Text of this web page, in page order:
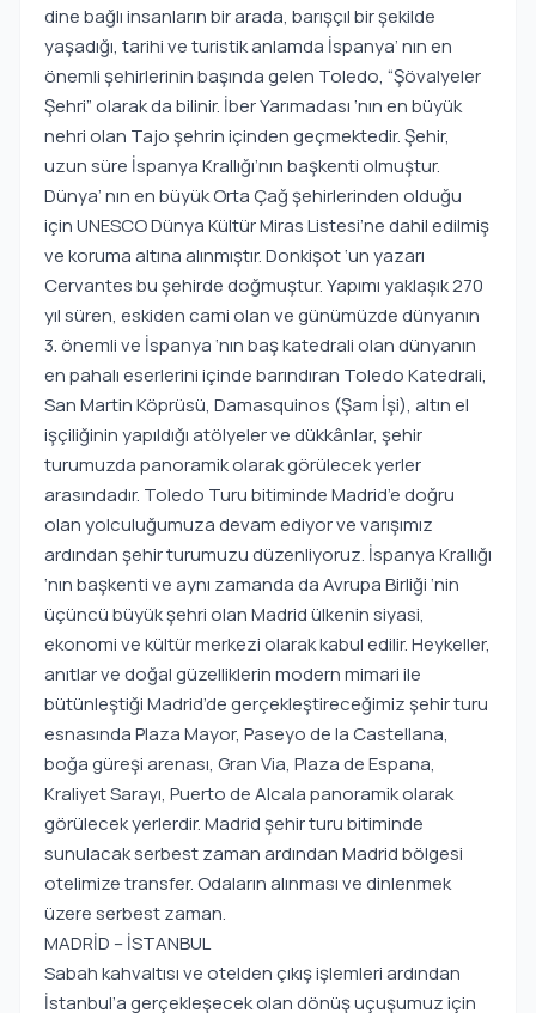
dine bağlı insanların bir arada, barışçıl bir şekilde
yaşadığı, tarihi ve turistik anlamda İspanya’ nın en
önemli şehirlerinin başında gelen Toledo, “Şövalyeler
Şehri” olarak da bilinir. İber Yarımadası ‘nın en büyük
nehri olan Tajo şehrin içinden geçmektedir. Şehir,
uzun süre İspanya Krallığı’nın başkenti olmuştur.
Dünya’ nın en büyük Orta Çağ şehirlerinden olduğu
için UNESCO Dünya Kültür Miras Listesi’ne dahil edilmiş
ve koruma altına alınmıştır. Donkişot ‘un yazarı
Cervantes bu şehirde doğmuştur. Yapımı yaklaşık 270
yıl süren, eskiden cami olan ve günümüzde dünyanın
3. önemli ve İspanya ‘nın baş katedrali olan dünyanın
en pahalı eserlerini içinde barındıran Toledo Katedrali,
San Martin Köprüsü, Damasquinos (Şam İşi), altın el
işçiliğinin yapıldığı atölyeler ve dükkânlar, şehir
turumuzda panoramik olarak görülecek yerler
arasındadır. Toledo Turu bitiminde Madrid’e doğru
olan yolculuğumuza devam ediyor ve varışımız
ardından şehir turumuzu düzenliyoruz. İspanya Krallığı
‘nın başkenti ve aynı zamanda da Avrupa Birliği ‘nin
üçüncü büyük şehri olan Madrid ülkenin siyasi,
ekonomi ve kültür merkezi olarak kabul edilir. Heykeller,
anıtlar ve doğal güzelliklerin modern mimari ile
bütünleştiği Madrid’de gerçekleştireceğimiz şehir turu
esnasında Plaza Mayor, Paseyo de la Castellana,
boğa güreşi arenası, Gran Via, Plaza de Espana,
Kraliyet Sarayı, Puerto de Alcala panoramik olarak
görülecek yerlerdir. Madrid şehir turu bitiminde
sunulacak serbest zaman ardından Madrid bölgesi
otelimize transfer. Odaların alınması ve dinlenmek
üzere serbest zaman.
MADRİD – İSTANBUL
Sabah kahvaltısı ve otelden çıkış işlemleri ardından
İstanbul’a gerçekleşecek olan dönüş uçuşumuz için